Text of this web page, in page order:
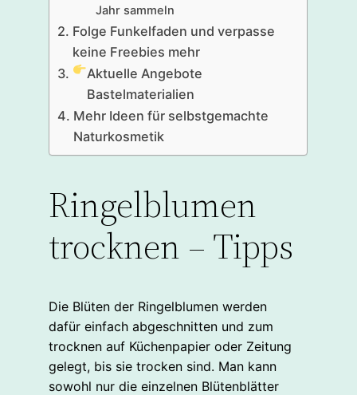
Jahr sammeln
Folge Funkelfaden und verpasse
keine Freebies mehr
Aktuelle Angebote
Bastelmaterialien
Mehr Ideen für selbstgemachte
Naturkosmetik
Ringelblumen
trocknen – Tipps
Die Blüten der Ringelblumen werden
dafür einfach abgeschnitten und zum
trocknen auf Küchenpapier oder Zeitung
gelegt, bis sie trocken sind. Man kann
sowohl nur die einzelnen Blütenblätter